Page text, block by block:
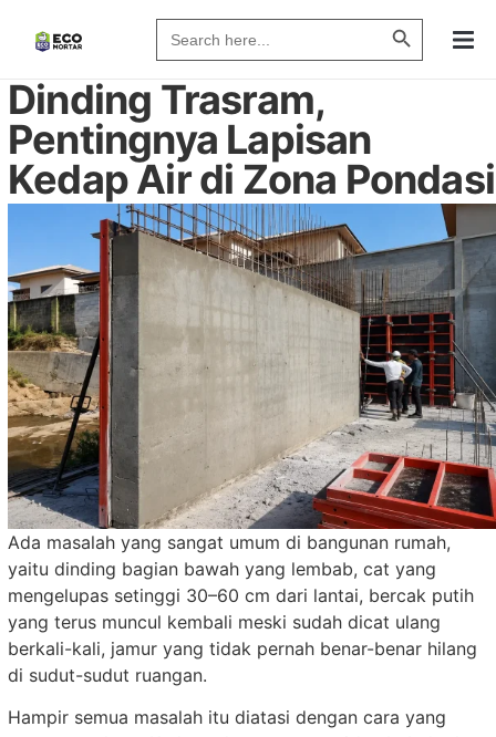
Search
for:
Search
Dinding Trasram,
Pentingnya Lapisan
Kedap Air di Zona Pondasi
Ada masalah yang sangat umum di bangunan rumah,
yaitu dinding bagian bawah yang lembab, cat yang
mengelupas setinggi 30–60 cm dari lantai, bercak putih
yang terus muncul kembali meski sudah dicat ulang
berkali-kali, jamur yang tidak pernah benar-benar hilang
di sudut-sudut ruangan.
Hampir semua masalah itu diatasi dengan cara yang